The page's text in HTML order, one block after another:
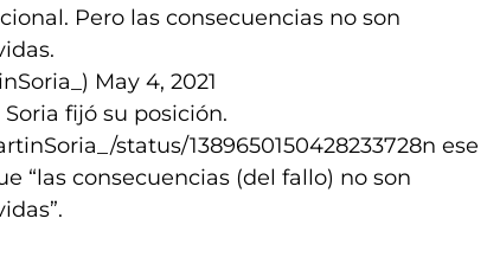
Pero las consecuencias no son
May 4, 2021
fijó su posición.
status/1389650150428233728n ese
“las consecuencias (del fallo) no son